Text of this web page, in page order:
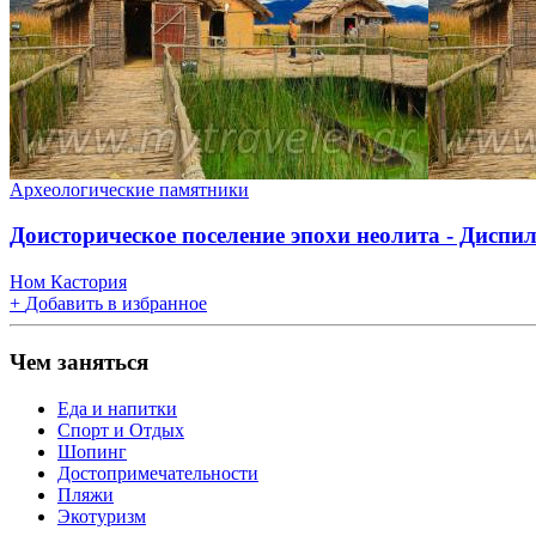
Археологические памятники
Доисторическое поселение эпохи неолита -
Ном Кастория
+ Добавить в избранное
Чем заняться
Еда и напитки
Спорт и Отдых
Шопинг
Достопримечательности
Пляжи
Экотуризм